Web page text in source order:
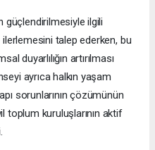
güçlendirilmesiyle ilgili
talep ederken, bu
duyarlılığın artırılması
ayrıca halkın yaşam
sorunlarının çözümünün
toplum kuruluşlarının aktif